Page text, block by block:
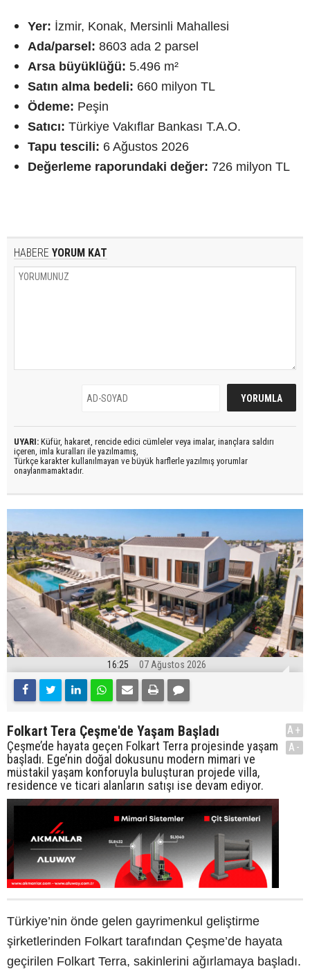
Yer: İzmir, Konak, Mersinli Mahallesi
Ada/parsel: 8603 ada 2 parsel
Arsa büyüklüğü: 5.496 m²
Satın alma bedeli: 660 milyon TL
Ödeme: Peşin
Satıcı: Türkiye Vakıflar Bankası T.A.O.
Tapu tescili: 6 Ağustos 2026
Değerleme raporundaki değer: 726 milyon TL
HABERE YORUM KAT
UYARI: Küfür, hakaret, rencide edici cümleler veya imalar, inançlara saldırı
içeren, imla kuralları ile yazılmamış,
Türkçe karakter kullanılmayan ve büyük harflerle yazılmış yorumlar
onaylanmamaktadır.
16:25 07 Ağustos 2026
Folkart Tera Çeşme'de Yaşam Başladı
Çeşme’de hayata geçen Folkart Terra projesinde yaşam
başladı. Ege’nin doğal dokusunu modern mimari ve
müstakil yaşam konforuyla buluşturan projede villa,
residence ve ticari alanların satışı ise devam ediyor.
A+
A-
Türkiye’nin önde gelen gayrimenkul geliştirme
şirketlerinden Folkart tarafından Çeşme’de hayata
geçirilen Folkart Terra, sakinlerini ağırlamaya başladı.